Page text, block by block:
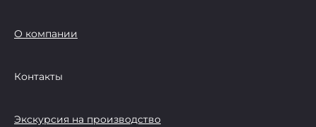
О компании
Контакты
Экскурсия на производство